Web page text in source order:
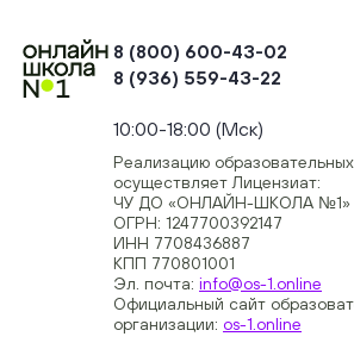
8 (800) 600-43-02
8 (936) 559-43-22
10:00-18:00 (Мск)
Реализацию
осуществляет Лицензиат:
ЧУ ДО «ОНЛАЙН-ШКОЛА №1»
ОГРН: 1247700392147
ИНН 7708436887
КПП 770801001
Эл. почта: info@os-1.online
Официальный сайт
организации: os-1.online